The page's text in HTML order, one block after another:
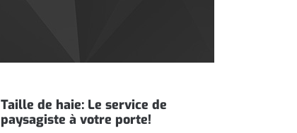
Taille de haie: Le service de
paysagiste à votre porte!